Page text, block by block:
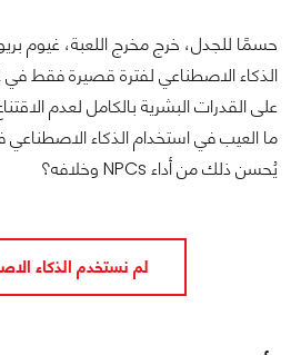
حسمًا للجدل، خرج مخرج اللعبة، غيوم
على القدرات البشرية بالكامل لعدم
ما العيب في استخدام الذكاء
يُحسن ذلك من أداء NPCs وخلافه؟
لم نستخدم الذكاء